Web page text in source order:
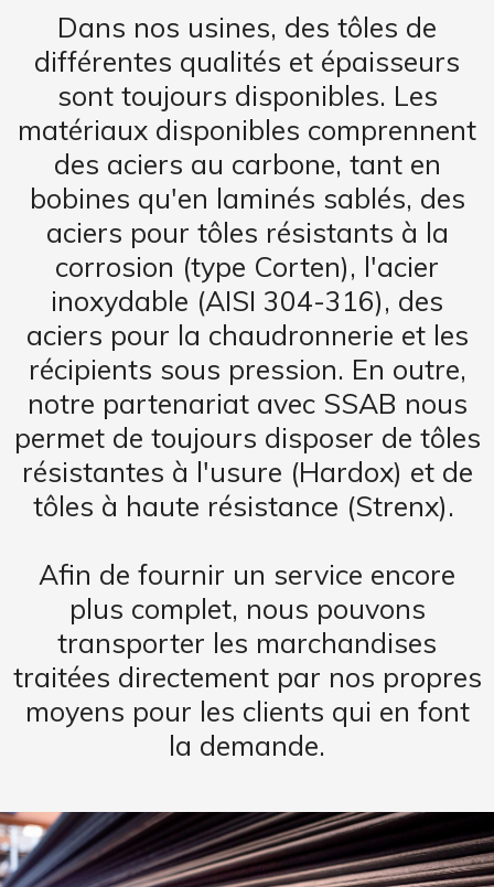
Dans nos usines, des tôles de
différentes qualités et épaisseurs
sont toujours disponibles. Les
matériaux disponibles comprennent
des aciers au carbone, tant en
bobines qu'en laminés sablés, des
aciers pour tôles résistants à la
corrosion (type Corten), l'acier
inoxydable (AISI 304-316), des
aciers pour la chaudronnerie et les
récipients sous pression. En outre,
notre partenariat avec SSAB nous
permet de toujours disposer de tôles
résistantes à l'usure (Hardox) et de
tôles à haute résistance (Strenx).
Afin de fournir un service encore
plus complet, nous pouvons
transporter les marchandises
traitées directement par nos propres
moyens pour les clients qui en font
la demande.